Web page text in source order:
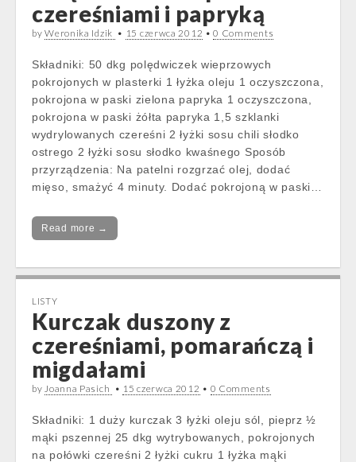
czereśniami i papryką
byWeronika Idzik • 15 czerwca 2012 •0 Comments
Składniki: 50 dkg polędwiczek wieprzowych
pokrojonych w plasterki 1 łyżka oleju 1 oczyszczona,
pokrojona w paski zielona papryka 1 oczyszczona,
pokrojona w paski żółta papryka 1,5 szklanki
wydrylowanych czereśni 2 łyżki sosu chili słodko
ostrego 2 łyżki sosu słodko kwaśnego Sposób
przyrządzenia: Na patelni rozgrzać olej, dodać
mięso, smażyć 4 minuty. Dodać pokrojoną w paski…
Read more →
LISTY
Kurczak duszony z
czereśniami, pomarańczą i
migdałami
by Joanna Pasich • 15 czerwca 2012 • 0 Comments
Składniki: 1 duży kurczak 3 łyżki oleju sól, pieprz ½
mąki pszennej 25 dkg wytrybowanych, pokrojonych
na połówki czereśni 2 łyżki cukru 1 łyżka mąki